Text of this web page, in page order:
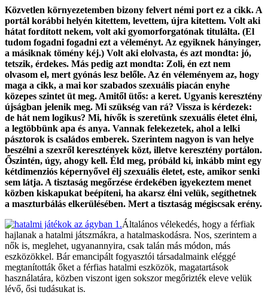
Közvetlen környezetemben bizony felvert némi port ez a cikk. A
portál korábbi helyén kitettem, levettem, újra kitettem. Volt aki
hátat fordított nekem, volt aki gyomorforgatónak titulálta. (El
tudom fogadni fogadni ezt a véleményt. Az egyiknek hányinger,
a másiknak tömény kéj.) Volt aki elolvasta, és azt mondta: jó,
tetszik, érdekes. Más pedig azt mondta: Zoli, én ezt nem
olvasom el, mert gyónás lesz belőle. Az én véleményem az, hogy
maga a cikk, a mai kor szabados szexuális piacán enyhe
közepes szintet üt meg. Amitől ütős: a keret. Ugyanis keresztény
újságban jelenik meg. Mi szükség van rá? Vissza is kérdezek:
de hát nem logikus? Mi, hívők is szeretünk szexuális életet élni,
a legtöbbünk apa és anya. Vannak felekezetek, ahol a lelki
pásztorok is családos emberek. Szerintem nagyon is van helye
beszélni a szexről keresztények közt, illetve keresztény portálon.
Őszintén, úgy, ahogy kell. Éld meg, próbáld ki, inkább mint egy
kétdimenziós képernyővel élj szexuális életet, este, amikor senki
sem látja. A tisztaság megőrzése érdekében igyekeztem menet
közben kiskapukat beépíteni, ha akarsz élni velük, segíthetnek
a maszturbálás elkerülésében. Mert a tisztaság mégiscsak erény.
Általános vélekedés, hogy a férfiak
hajlanak a hatalmi játszmákra, a hatalmaskodásra. Nos, szerintem a
nők is, meglehet, ugyanannyira, csak talán más módon, más
eszközökkel. Bár emancipált fogyasztói társadalmaink eléggé
megtanították őket a férfias hatalmi eszközök, magatartások
használatára, közben viszont igen sokszor megőrizték eleve velük
lévő, ősi tudásukat is.